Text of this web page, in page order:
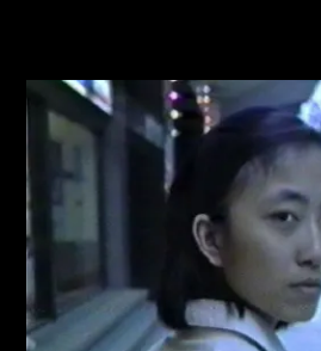
M+藏
進一步篩選